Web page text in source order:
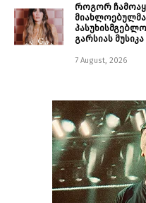
როგორ
გარსიას მუსიკა
7 August, 2026